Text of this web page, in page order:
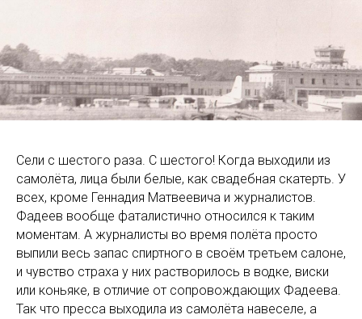
Сели с шестого раза. С шестого! Когда выходили из
самолёта, лица были белые, как свадебная скатерть. У
всех, кроме Геннадия Матвеевича и журналистов.
Фадеев вообще фаталистично относился к таким
моментам. А журналисты во время полёта просто
выпили весь запас спиртного в своём третьем салоне,
и чувство страха у них растворилось в водке, виски
или коньяке, в отличие от сопровождающих Фадеева.
Так что пресса выходила из самолёта навеселе, а